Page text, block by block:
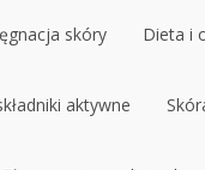
skóry
skóry
Dieta i
Dieta i
aktywne